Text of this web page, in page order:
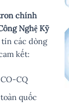
chính
Nghệ Kỹ
các dòng
kết:
CQ
quốc